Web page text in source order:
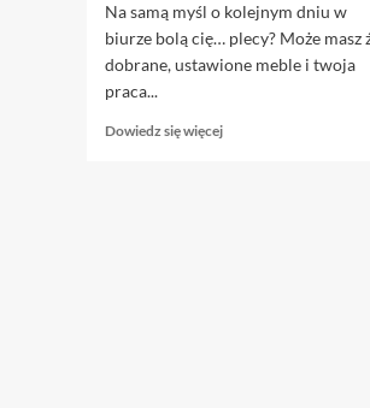
Na samą myśl o kolejnym dniu w
biurze bolą cię… plecy? Może masz
dobrane, ustawione meble i twoja
praca...
Dowiedz się więcejDowiedz